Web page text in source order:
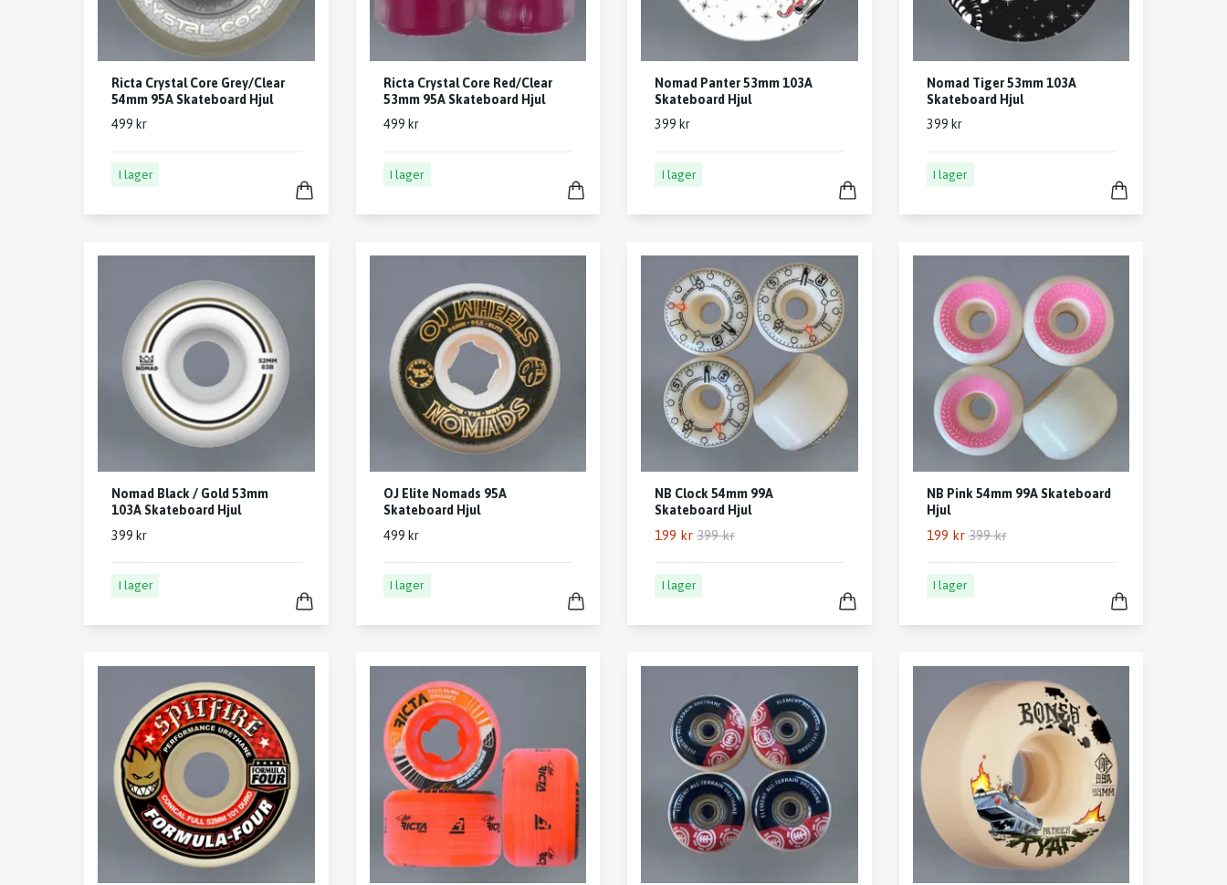
Ricta Crystal Core Grey/Clear
54mm 95A Skateboard Hjul
499 kr
I lager
Ricta Crystal Core Red/Clear
53mm 95A Skateboard Hjul
499 kr
I lager
Nomad Panter 53mm 103A
Skateboard Hjul
399 kr
I lager
Nomad Tiger 53mm 103A
Skateboard Hjul
399 kr
I lager
Nomad Black / Gold 53mm
103A Skateboard Hjul
399 kr
I lager
OJ Elite Nomads 95A
Skateboard Hjul
499 kr
I lager
NB Clock 54mm 99A
Skateboard Hjul
199 kr 399 kr
I lager
NB Pink 54mm 99A Skateboard
Hjul
199 kr 399 kr
I lager